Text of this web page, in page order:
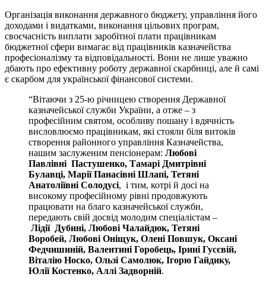
Організація виконання державного бюджету, управління його
доходами і видатками, виконання цільових програм,
своєчасність виплати заробітної плати працівникам
бюджетної сфери вимагає від працівників казначейства
професіоналізму та відповідальності. Вони не лише уважно
дбають про ефективну роботу державної скарбниці, але й самі
є скарбом для української фінансової системи.
“Вітаючи з 25-ю річницею створення Державної
казначейської служби України, а отже – з
професійним святом, особливу пошану і вдячність
висловлюємо працівникам, які стояли біля витоків
створення районного управління Казначейства,
нашим заслуженим пенсіонерам: Любові
Павлівні Пастушенко, Тамарі Дмитрівні
Булавці, Марії Панасівні Шлапі, Тетяні
Анатоліївні Солодусі, і тим, котрі й досі на
високому професійному рівні продовжують
працювати на благо казначейської служби,
передають свій досвід молодим спеціалістам –
Лідії Дубині, Любові Чалайдюк, Тетяні
Воробей, Любові Оніщук, Олені Повшук, Оксані
Федчишиній, Валентині Горобець, Ірині Гусєвій,
Віталію Носко, Ользі Самолюк, Ігорю Гайдику,
Юлії Костенко, Аллі Задворній.